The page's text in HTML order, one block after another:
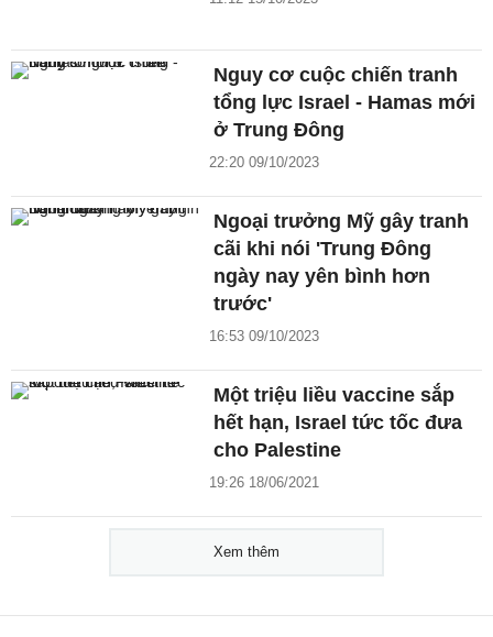
Nguy cơ cuộc chiến tranh
tổng lực Israel - Hamas mới
ở Trung Đông
22:20 09/10/2023
Ngoại trưởng Mỹ gây tranh
cãi khi nói 'Trung Đông
ngày nay yên bình hơn
trước'
16:53 09/10/2023
Một triệu liều vaccine sắp
hết hạn, Israel tức tốc đưa
cho Palestine
19:26 18/06/2021
Xem thêm